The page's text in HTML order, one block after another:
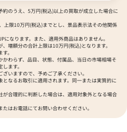
のうえ、5万円(税込)以上の買取が成立した場合に
限10万円(税込)までとし、景品表示法その他関係
なります。また、適用外商品はありません。
増額分の合計上限は10万円(税込)となります。
。
わらず、品目、状態、付属品、当日の市場相場そ
ます。
いますので、予めご了承ください。
なるお取引に適用されます。同一または実質的に
が合理的に判断した場合は、適用対象外となる場合
はお電話にてお問い合わせください。